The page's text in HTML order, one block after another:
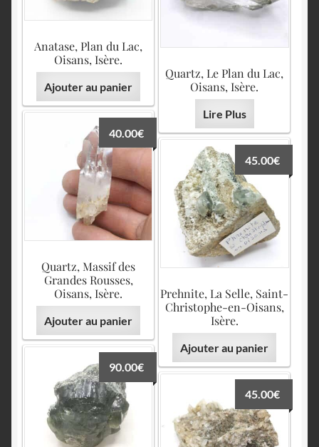
Anatase, Plan du Lac,
Oisans, Isère.
Ajouter au panier
Quartz, Le Plan du Lac,
Oisans, Isère.
Lire Plus
Quartz, Massif des
Grandes Rousses,
Oisans, Isère.
40.00€
Ajouter au panier
Prehnite, La Selle, Saint-
Christophe-en-Oisans,
Isère.
45.00€
Ajouter au panier
90.00€
45.00€